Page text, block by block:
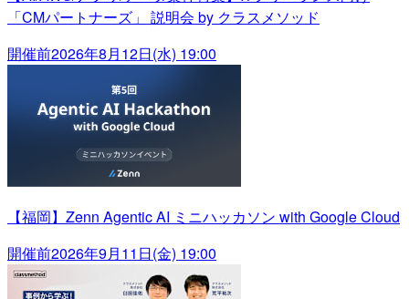
「CMパートナーズ」 説明会 by クラスメソッド
開催前2026年8月12日(水) 19:00
【福岡】Zenn Agentic AI ミニハッカソン with Google Cloud
開催前2026年9月11日(金) 19:00